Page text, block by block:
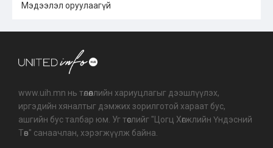
Мэдээлэл оруулаагүй
www.uih.mn нь төлөөллийн хариуцлагыг дээшлүүлэх,
иргэдийн хяналтыг дэмжих зорилготой хараат бус,
ашгийн бус талбар юм. Уг төслийг "Цогц Хөгжлийн Үндэсний
Төв" санаачлан, хэрэгжүүлж байна.